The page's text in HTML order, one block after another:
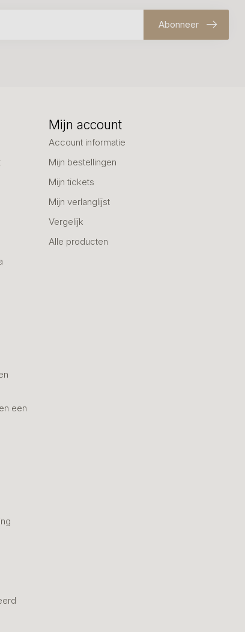
Abonneer
een
Mijn account
Account informatie
Mijn bestellingen
Mijn tickets
Mijn verlanglijst
Vergelijk
Alle producten